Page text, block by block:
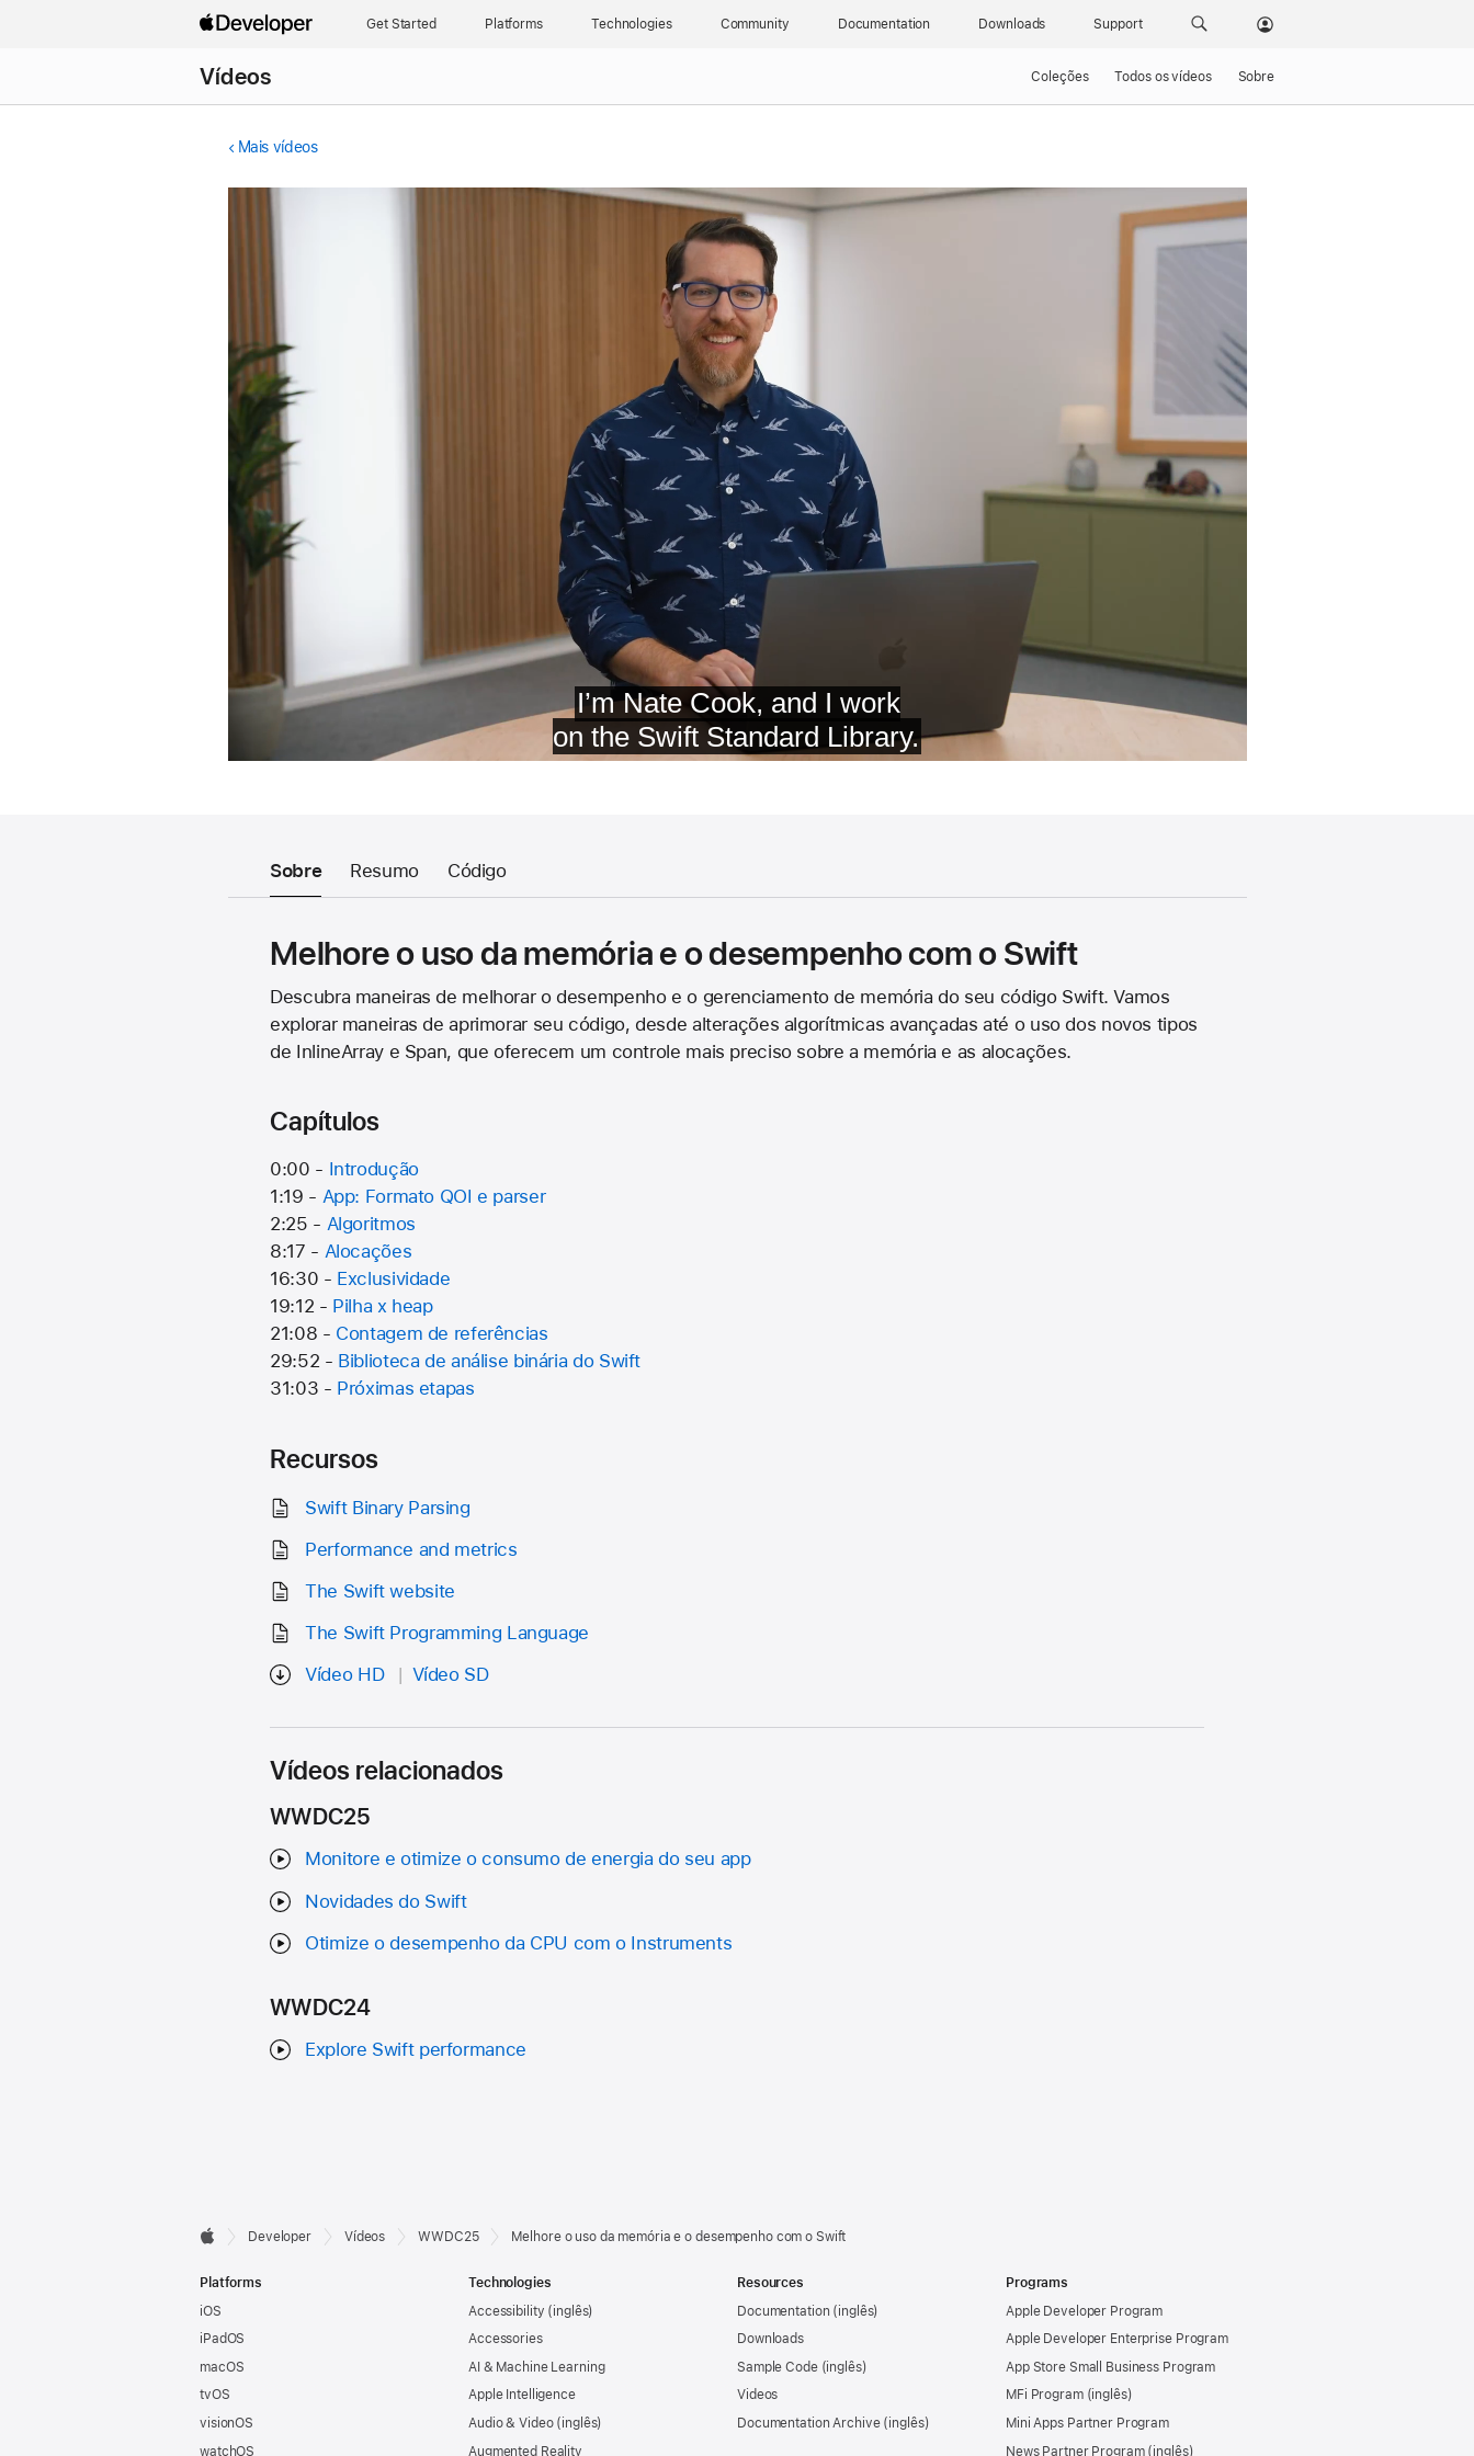
Get Started Platforms Technologies Community Documentation Downloads Support
Vídeos Coleções Todos os vídeos Sobre
Mais vídeos
Sobre Resumo Código
Melhore o uso da memória e o desempenho com o Swift
Descubra maneiras de melhorar o desempenho e o gerenciamento de memória do seu código Swift. Vamos
explorar maneiras de aprimorar seu código, desde alterações algorítmicas avançadas até o uso dos novos tipos
de InlineArray e Span, que oferecem um controle mais preciso sobre a memória e as alocações.
Capítulos
0:00 - Introdução
1:19 - App: Formato QOI e parser
2:25 - Algoritmos
8:17 - Alocações
16:30 - Exclusividade
19:12 - Pilha x heap
21:08 - Contagem de referências
29:52 - Biblioteca de análise binária do Swift
31:03 - Próximas etapas
Recursos
Swift Binary Parsing
Performance and metrics
The Swift website
The Swift Programming Language
Vídeo HD
Vídeo SD
Vídeos relacionados
WWDC25
Monitore e otimize o consumo de energia do seu app
Novidades do Swift
Otimize o desempenho da CPU com o Instruments
WWDC24
Explore Swift performance
Developer
Footer

Developer Vídeos WWDC25 Melhore o uso da memória e o desempenho com o Swift
Platforms
iOS
iPadOS
macOS
tvOS
visionOS
watchOS
Technologies
Accessibility
Accessories
AI & Machine Learning
Apple Intelligence
Audio & Video
Augmented Reality
Resources
Documentation
Downloads
Sample Code
Videos
Documentation Archive
Programs
Apple Developer Program
Apple Developer Enterprise Program
App Store Small Business Program
MFi Program
Mini Apps Partner Program
News Partner Program